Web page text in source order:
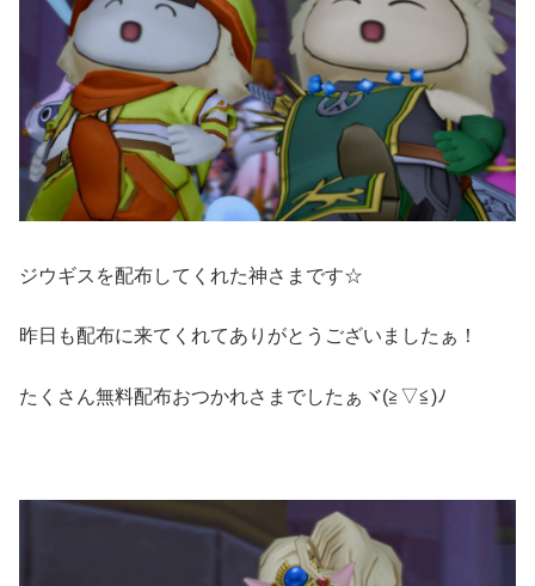
ジウギスを配布してくれた神さまです☆
昨日も配布に来てくれてありがとうございましたぁ！
たくさん無料配布おつかれさまでしたぁヾ(≧▽≦)ﾉ